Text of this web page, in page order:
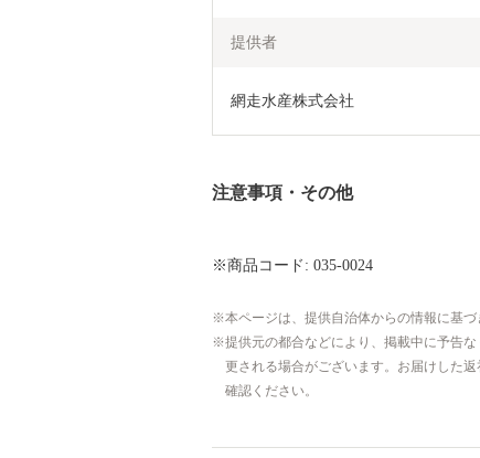
提供者
網走水産株式会社
注意事項・その他
※商品コード: 035-0024
本ページは、提供自治体からの情報に基づ
提供元の都合などにより、掲載中に予告
更される場合がございます。お届けした
確認ください。